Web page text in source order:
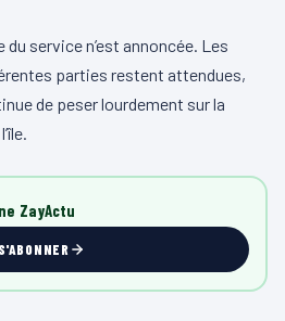
service n’est annoncée. Les
parties restent attendues,
de peser lourdement sur la
ZayActu
S'ABONNER